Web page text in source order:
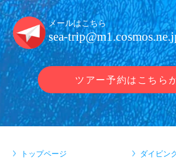
メールはこちら
sea-
ツアー予約はこちら
トップページ ダイビン